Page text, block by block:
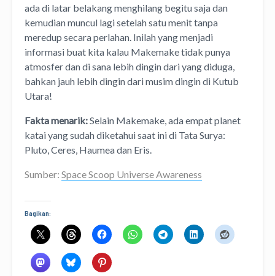
ada di latar belakang menghilang begitu saja dan
kemudian muncul lagi setelah satu menit tanpa
meredup secara perlahan. Inilah yang menjadi
informasi buat kita kalau Makemake tidak punya
atmosfer dan di sana lebih dingin dari yang diduga,
bahkan jauh lebih dingin dari musim dingin di Kutub
Utara!
Fakta menarik:Selain Makemake, ada empat planet
katai yang sudah diketahui saat ini di Tata Surya:
Pluto, Ceres, Haumea dan Eris.
Sumber: Space Scoop Universe Awareness
Bagikan: